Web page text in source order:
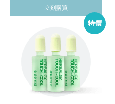
立刻購買
特價